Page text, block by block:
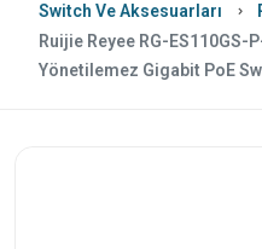
Switch Ve Aksesuarları
Ruijie Reyee RG-ES110GS-
Yönetilemez Gigabit PoE